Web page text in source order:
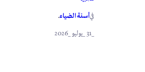
فيأسنة الضياء.